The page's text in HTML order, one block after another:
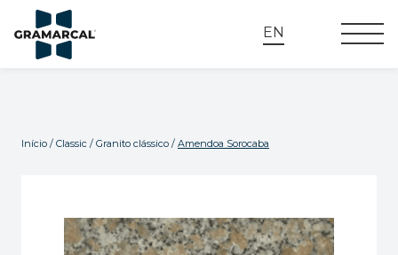
EN
Início / Classic / Granito clássico / Amendoa Sorocaba